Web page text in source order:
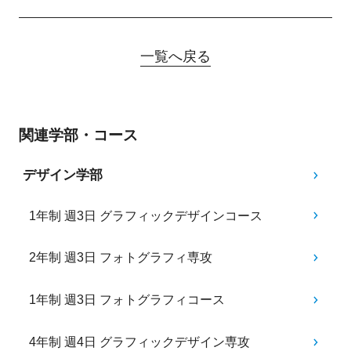
一覧へ戻る
関連学部・コース
デザイン学部
1年制 週3日 グラフィックデザインコース
2年制 週3日 フォトグラフィ専攻
1年制 週3日 フォトグラフィコース
4年制 週4日 グラフィックデザイン専攻